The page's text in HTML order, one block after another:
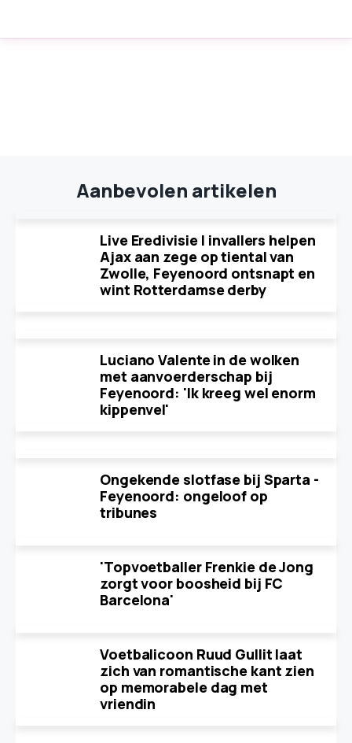
Aanbevolen artikelen
Live Eredivisie | invallers helpen
Ajax aan zege op tiental van
Zwolle, Feyenoord ontsnapt en
wint Rotterdamse derby
Luciano Valente in de wolken
met aanvoerderschap bij
Feyenoord: 'Ik kreeg wel enorm
kippenvel'
Ongekende slotfase bij Sparta -
Feyenoord: ongeloof op
tribunes
'Topvoetballer Frenkie de Jong
zorgt voor boosheid bij FC
Barcelona'
Voetbalicoon Ruud Gullit laat
zich van romantische kant zien
op memorabele dag met
vriendin